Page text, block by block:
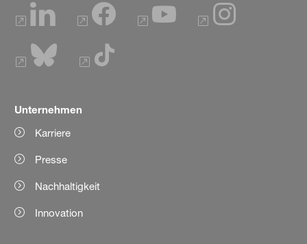
Unternehmen
Karriere
Presse
Nachhaltigkeit
Innovation